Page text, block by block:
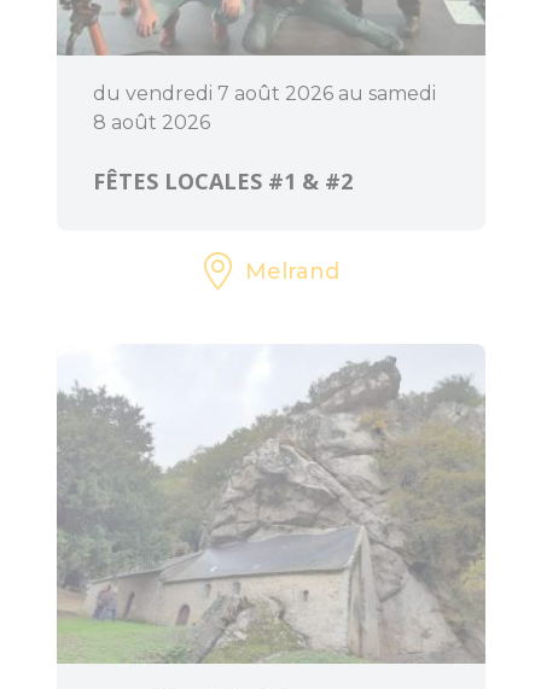
du vendredi 7 août 2026 au samedi
8 août 2026
FÊTES LOCALES #1 & #2
Melrand